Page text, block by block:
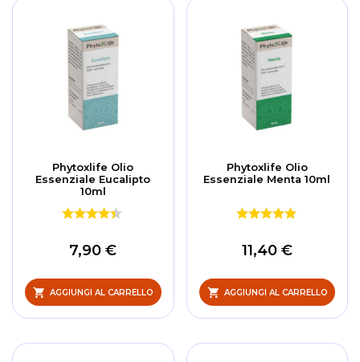
Phytoxlife Olio
Essenziale Eucalipto
10ml
7,90 €
AGGIUNGI AL CARRELLO
Phytoxlife Olio
Essenziale Menta 10ml
11,40 €
AGGIUNGI AL CARRELLO